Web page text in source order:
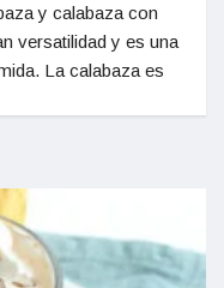
y calabaza con
versatilidad y es una
La calabaza es